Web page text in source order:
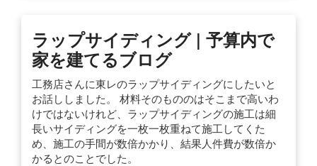
ラップサイディング | 予算内で
家を建てるブログ
工務店さんに東レのラップサイディングにしたいと
お話ししました。 材料そのもののはそこまで高いわ
けではないけれど、ラップサイディングの施工は細
長いサイディングを一枚一枚重ねて施工してくた
め、施工の手間が数倍かかり、結果人件費が数倍か
かるとのことでした。